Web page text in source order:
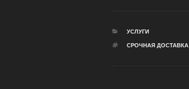
РУБРИКИ
УСЛУГИ
МЕТКИ
СРОЧНАЯ ДОСТАВКА